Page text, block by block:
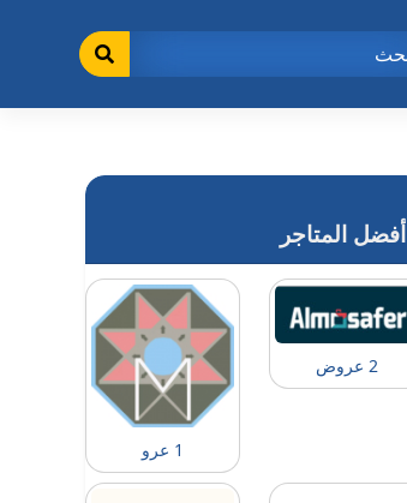
أفضل المتاجر
2 عروض
1 عرو